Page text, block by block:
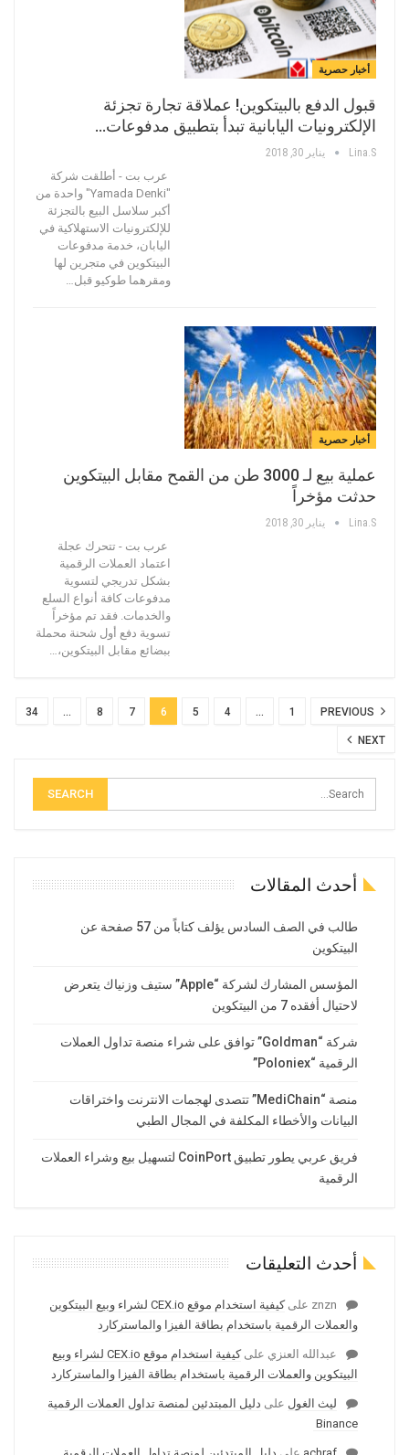
أخبار حصرية
قبول الدفع بالبيتكوين! عملاقة تجارة تجزئة
الإلكترونيات اليابانية تبدأ بتطبيق مدفوعات…
Lina.s يناير 30, 2018
عرب بت - أطلقت شركة
"Yamada Denki" واحدة من
أكبر سلاسل البيع بالتجزئة
للإلكترونيات الاستهلاكية في
اليابان، خدمة مدفوعات
البيتكوين في متجرين لها
ومقرهما طوكيو قبل…
أخبار حصرية
عملية بيع لـ 3000 طن من القمح مقابل البيتكوين
حدثت مؤخراً
Lina.s يناير 30, 2018
عرب بت - تتحرك عجلة
اعتماد العملات الرقمية
بشكل تدريجي لتسوية
مدفوعات كافة أنواع السلع
والخدمات. فقد تم مؤخراً
تسوية دفع أول شحنة محملة
ببضائع مقابل البيتكوين،…
1
…
4
5
6
7
8
…
34
NEXT
أحدث المقالات
طالب في الصف السادس يؤلف كتاباً من 57 صفحة عن
البيتكوين
المؤسس المشارك لشركة “Apple” ستيف وزنياك يتعرض
لاحتيال أفقده 7 من البيتكوين
شركة “Goldman” توافق على شراء منصة تداول العملات
الرقمية “Poloniex”
منصة “MediChain” تتصدى لهجمات الانترنت واختراقات
البيانات والأخطاء المكلفة في المجال الطبي
فريق عربي يطور تطبيق CoinPort لتسهيل بيع وشراء العملات
الرقمية
أحدث التعليقات
znzn على
كيفية استخدام موقع CEX.io لشراء وبيع البيتكوين
والعملات الرقمية باستخدام بطاقة الفيزا والماستركارد
عبدالله العنزي على
كيفية استخدام موقع CEX.io لشراء وبيع
البيتكوين والعملات الرقمية باستخدام بطاقة الفيزا والماستركارد
ليث الغول على دليل المبتدئين لمنصة تداول العملات الرقمية
Binance